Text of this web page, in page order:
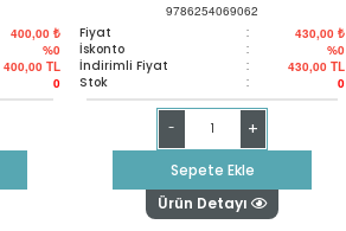
400,00 ₺
%0
400,00 TL
0
Kadastro Teknikerliği İçin Pratik
Jeodezik Hesaplar
9786254069062
Fiyat : 430,00 ₺
İskonto : %0
İndirimli Fiyat : 430,00 TL
Stok : 0
- +
Sepete Ekle
Ürün Detayı